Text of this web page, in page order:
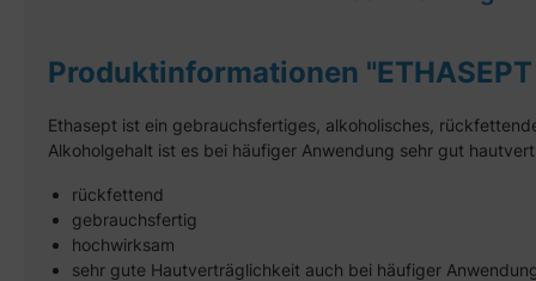
Produktinformationen
Ethasept ist ein gebrauchsfertiges, alkoholisches,
Alkoholgehalt ist es bei häufiger Anwendung sehr gut
rückfettend
gebrauchsfertig
hochwirksam
sehr gute Hautverträglichkeit auch bei häufiger